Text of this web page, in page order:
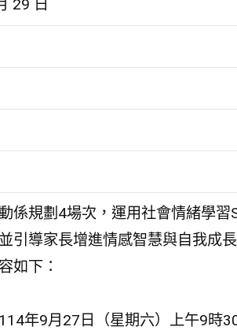
29 日
係規劃4場次，運用社會情緒學
引導家長增進情感智慧與自我成長
如下：
年9月27日（星期六）上午9時